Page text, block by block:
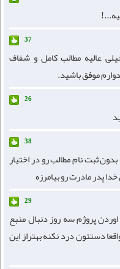
37
عالیه مطالب کامل و شفاف
موفق باشید.
26
38
ثبت نام مطالب رو در اختیار
پدر مادرت رو بیامرزه
29
پروژم سه روز دنبال منبع
دستتون درد نکنه بهتراز این